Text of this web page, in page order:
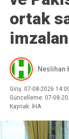
ortak
Neslihan
Giriş: 07-08-2026
Güncelleme: 07-08-
Kaynak: İHA